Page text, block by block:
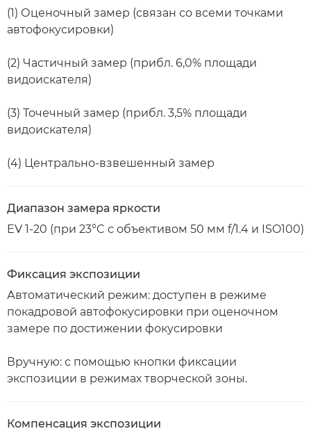
(1) Оценочный замер (связан со всеми точками
автофокусировки)
(2) Частичный замер (прибл. 6,0% площади
видоискателя)
(3) Точечный замер (прибл. 3,5% площади
видоискателя)
(4) Центрально-взвешенный замер
Диапазон замера яркости
EV 1-20 (при 23°C с объективом 50 мм f/1.4 и ISO100)
Фиксация экспозиции
Автоматический режим: доступен в режиме
покадровой автофокусировки при оценочном
замере по достижении фокусировки
Вручную: с помощью кнопки фиксации
экспозиции в режимах творческой зоны.
Компенсация экспозиции